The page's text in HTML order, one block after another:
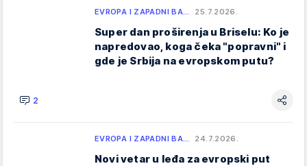
EVROPA I ZAPADNI BA… 25.7.2026.
Super dan proširenja u Briselu: Ko je
napredovao, koga čeka "popravni" i
gde je Srbija na evropskom putu?
2
EVROPA I ZAPADNI BA… 24.7.2026.
Novi vetar u leđa za evropski put